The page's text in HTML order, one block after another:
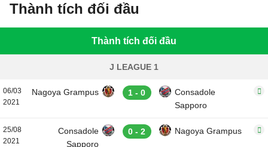
Thành tích đối đầu
Thành tích đối đầu
J LEAGUE 1
06/03
2021
Nagoya Grampus 1 - 0
Consadole
Sapporo
25/08
2021
Consadole
Sapporo
0 - 2 Nagoya Grampus